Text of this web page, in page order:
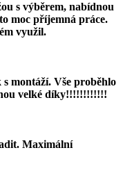
s výběrem, nabídnou
moc příjemná práce.
využil.
montáží. Vše proběhlo
velké díky!!!!!!!!!!!!
Maximální